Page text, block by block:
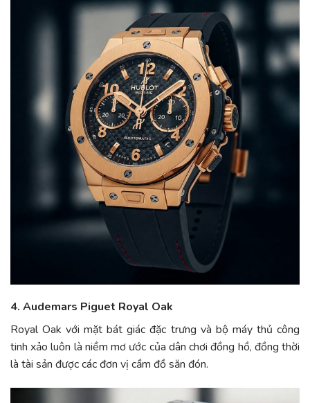
4. Audemars Piguet Royal Oak
Royal Oak với mặt bát giác đặc trưng và bộ máy thủ công
tinh xảo luôn là niềm mơ ước của dân chơi đồng hồ, đồng thời
là tài sản được các đơn vị cầm đồ săn đón.